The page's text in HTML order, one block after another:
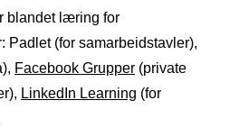
blandet læring for
Padlet (for samarbeidstavler),
Facebook Grupper (private
LinkedIn Learning (for